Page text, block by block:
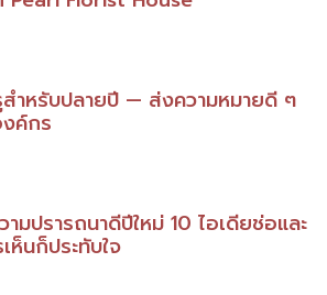
ำหรับปลายปี — ส่งความหมายดี ๆ
ค์กร
มปรารถนาดีปีใหม่ 10 ไอเดียช่อและ
ห็นก็ประทับใจ